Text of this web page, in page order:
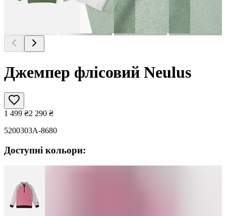
Джемпер флісовий Neulus
1 499 ₴2 290 ₴
5200303A-8680
Доступні кольори: